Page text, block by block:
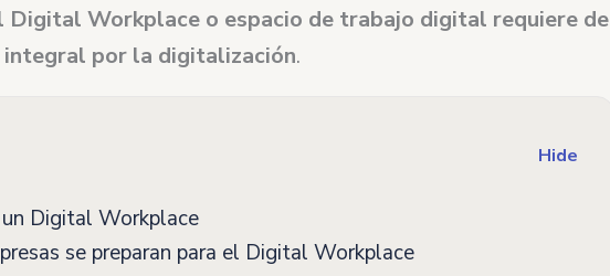
Digital Workplace o espacio de trabajo digital requiere de
integral por la digitalización.
Hide
un Digital Workplace
se preparan para el Digital Workplace